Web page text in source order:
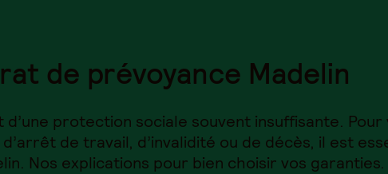
de prévoyance Madelin
protection sociale souvent insuffisante. Pour
de travail, d’invalidité ou de décès, il est
Nos explications pour bien choisir vos garanties.